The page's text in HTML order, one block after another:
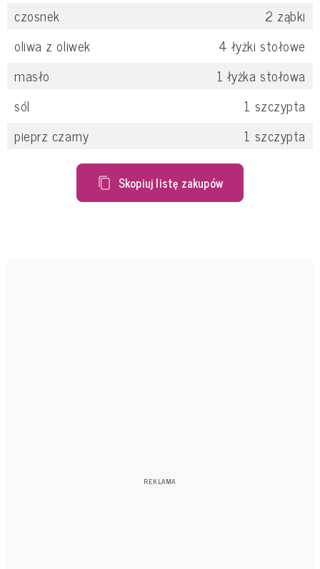
czosnek
2 ząbki
oliwa z oliwek
4 łyżki stołowe
masło
1 łyżka stołowa
sól
1 szczypta
pieprz czarny
1 szczypta
Skopiuj listę zakupów